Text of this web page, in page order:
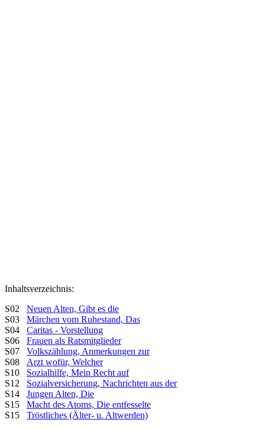
Inhaltsverzeichnis:
S02 Neuen Alten, Gibt es die
S03 Märchen vom Ruhestand, Das
S04 Caritas - Vorstellung
S06 Frauen als Ratsmitglieder
S07 Volkszählung, Anmerkungen zur
S08 Arzt wofür, Welcher
S10 Sozialhilfe, Mein Recht auf
S12 Sozialversicherung, Nachrichten aus der
S14 Jungen Alten, Die
S15 Macht des Atoms, Die entfesselte
S15 Tröstliches (Älter- u. Altwerden)